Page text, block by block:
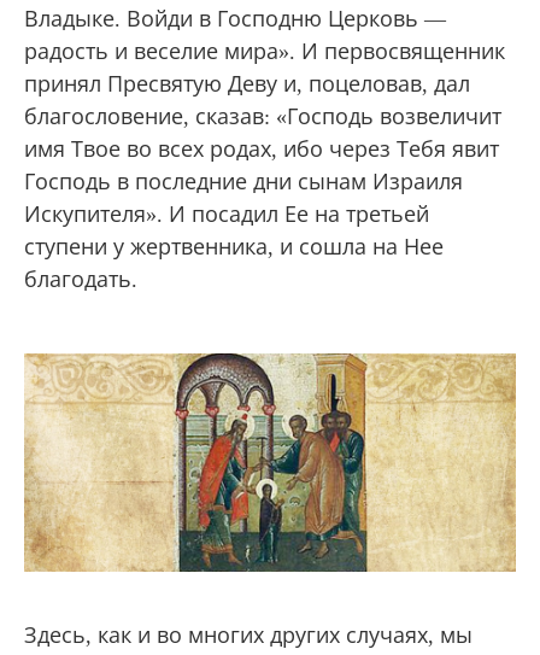
Владыке. Войди в Господню Церковь —
радость и веселие мира». И первосвященник
принял Пресвятую Деву и, поцеловав, дал
благословение, сказав: «Господь возвеличит
имя Твое во всех родах, ибо через Тебя явит
Господь в последние дни сынам Израиля
Искупителя». И посадил Ее на третьей
ступени у жертвенника, и сошла на Нее
благодать.
Здесь, как и во многих других случаях, мы